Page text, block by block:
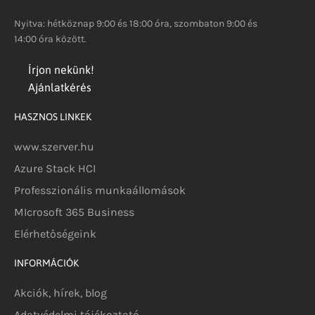
Nyitva: hétköznap 9:00 és 18:00 óra, szombaton 9:00 és
14:00 óra között.
Írjon nekünk!
Ajánlatkérés
HASZNOS LINKEK
www.szerver.hu
Azure Stack HCI
Professzionális munkaállomások
MIcrosoft 365 Business
Elérhetőségeink
INFORMÁCIÓK
Akciók, hírek, blog